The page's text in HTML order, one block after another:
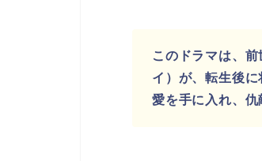
このドラマは、
イ）が、転生後
愛を手に入れ、仇